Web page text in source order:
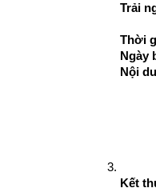
Trải
Thời
Ngày
Nội
Kết